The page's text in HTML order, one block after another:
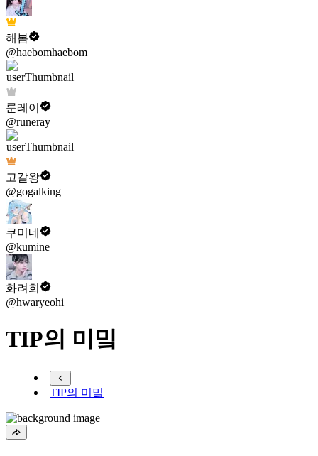
해봄
@haebomhaebom
룬레이
@runeray
고갈왕
@gogalking
쿠미네
@kumine
화려희
@hwaryeohi
TIP의 미밐
TIP의 미밐